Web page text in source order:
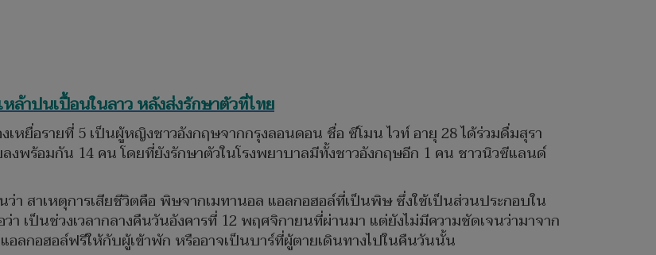
ล้าปนเปื้อนในลาว หลังส่งรักษาตัวที่ไทย
หยื่อรายที่ 5 เป็นผู้หญิงชาวอังกฤษจากกรุงลอนดอน ชื่อ ซีโมน ไวท์ อายุ 28 ได้ร่วมดื่มสุรา
พร้อมกัน 14 คน โดยที่ยังรักษาตัวในโรงพยาบาลมีทั้งชาวอังกฤษอีก 1 คน ชาวนิวซีแลนด์
า สาเหตุการเสียชีวิตคือ พิษจากเมทานอล แอลกอฮอล์ที่เป็นพิษ ซึ่งใช้เป็นส่วนประกอบใน
า เป็นช่วงเวลากลางคืนวันอังคารที่ 12 พฤศจิกายนที่ผ่านมา แต่ยังไม่มีความชัดเจนว่ามาจาก
อลกอฮอล์ฟรีให้กับผู้เข้าพัก หรืออาจเป็นบาร์ที่ผู้ตายเดินทางไปในคืนวันนั้น